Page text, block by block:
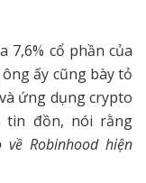
7,6% cổ phần của
ấy cũng bày tỏ
ứng dụng crypto
tin đồn, nói rằng
Robinhood hiện